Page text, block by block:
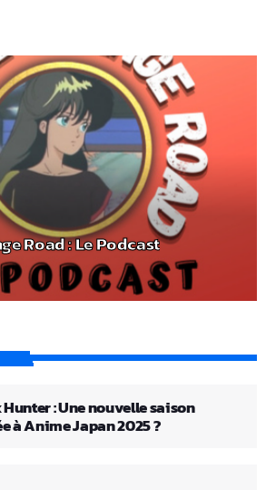
Road : Le Podcast
: Une nouvelle saison
à Anime Japan 2025 ?